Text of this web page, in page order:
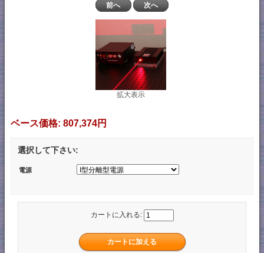
前へ 次へ
拡大表示
ベース価格: 807,374円
選択して下さい:
電源
カートに入れる: